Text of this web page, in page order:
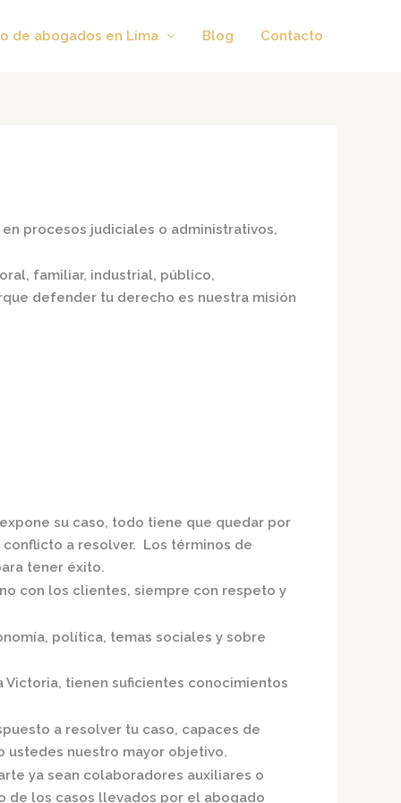
de abogados en Lima Blog Contacto
procesos judiciales o administrativos,
familiar, industrial, público,
defender tu derecho es nuestra misión
su caso, todo tiene que quedar por
a resolver. Los términos de
tener éxito.
con los clientes, siempre con respeto y
política, temas sociales y sobre
Victoria, tienen suficientes conocimientos
a resolver tu caso, capaces de
ustedes nuestro mayor objetivo.
ya sean colaboradores auxiliares o
de los casos llevados por el abogado